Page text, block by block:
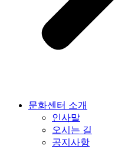
문화센터 소개
인사말
오시는 길
공지사항